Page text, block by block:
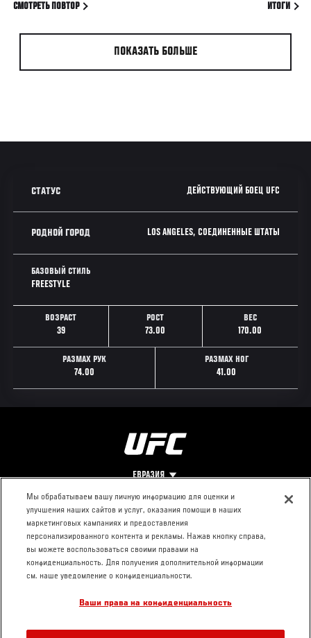
СМОТРЕТЬ ПОВТОР ИТОГИ
ПОКАЗАТЬ БОЛЬШЕ
СТАТУС ДЕЙСТВУЮЩИЙ БОЕЦ UFC
РОДНОЙ ГОРОД LOS ANGELES, СОЕДИНЕННЫЕ ШТАТЫ
БАЗОВЫЙ СТИЛЬ
FREESTYLE
ВОЗРАСТ
39
РОСТ
73.00
ВЕС
170.00
РАЗМАХ РУК
74.00
РАЗМАХ НОГ
41.00
ЕВРАЗИЯ
Footer
О UFC
Про ММА
Социальная
ответственность
КОНТАКТЫ
Пресс-центр
Условия
использования
Мы обрабатываем вашу личную информацию для оценки и
улучшения наших сайтов и услуг, оказания помощи в наших
маркетинговых кампаниях и предоставления
персонализированного контента и рекламы. Нажав кнопку справа,
вы можете воспользоваться своими правами на
конфиденциальность. Для получения дополнительной информации
см. наше уведомление о конфиденциальности.
Ваши права на конфиденциальность